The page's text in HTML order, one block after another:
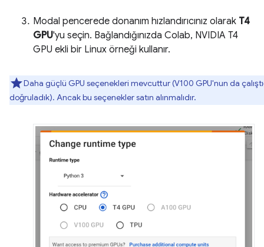
Modal pencerede donanım hızlandırıcınız olarak T4
GPU'yu seçin. Bağlandığınızda Colab, NVIDIA T4
GPU ekli bir Linux örneği kullanır.
Daha güçlü GPU seçenekleri mevcuttur (V100 GPU'nun da
doğruladık). Ancak bu seçenekler satın alınmalıdır.